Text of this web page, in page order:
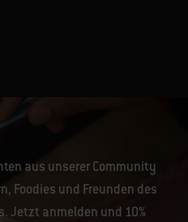
aus unserer Community
Foodies und Freunden des
Jetzt anmelden und 10%